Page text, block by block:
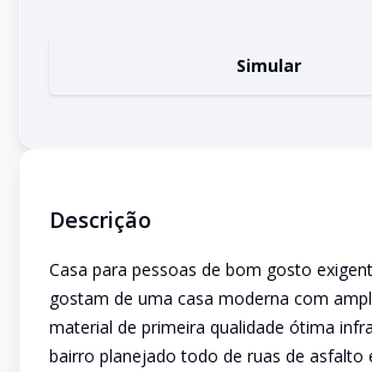
Simular
Descrição
Casa para pessoas de bom gosto
gostam de uma casa moderna com
material de primeira qualidade ótima
bairro planejado todo de ruas de asfalto